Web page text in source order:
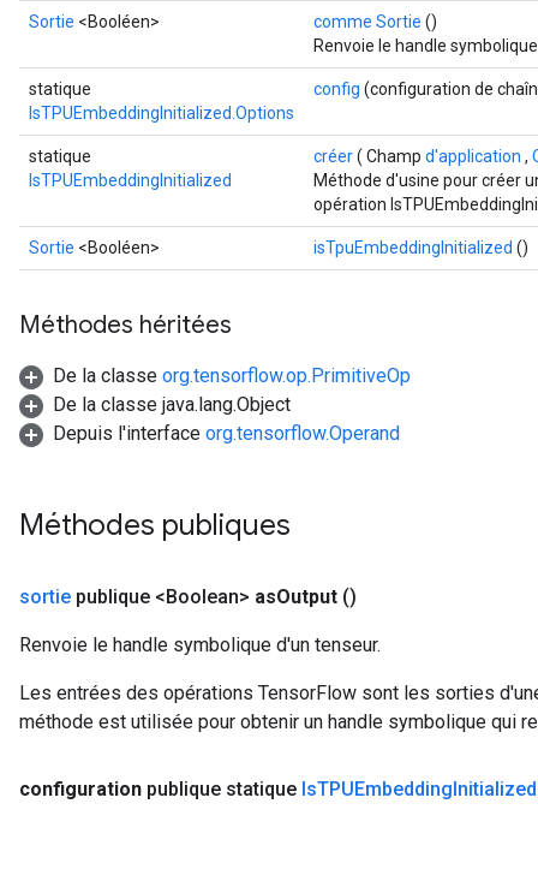
Sortie <Booléen> comme Sortie ()
Renvoie le handle
statique
IsTPUEmbeddingInitialized.Options
config (configuration de
statique
IsTPUEmbeddingInitialized
créer( Champ d'application ,
Méthode d'usine pour créer
opération
Sortie <Booléen> isTpuEmbeddingInitialized ()
Méthodes héritées
De la classe org.tensorflow.op.PrimitiveOp
De la classe java.lang.Object
Depuis l'interface org.tensorflow.Operand
Méthodes publiques
sortie publique <Boolean> asOutput ()
Renvoie le handle symbolique d'un tenseur.
Les entrées des opérations TensorFlow sont les sorties
méthode est utilisée pour obtenir un handle symbolique qui
configuration publique statique IsTPUEmbeddingInitialized